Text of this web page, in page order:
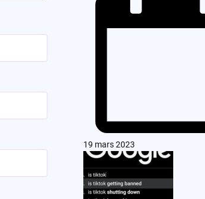
19 mars 2023